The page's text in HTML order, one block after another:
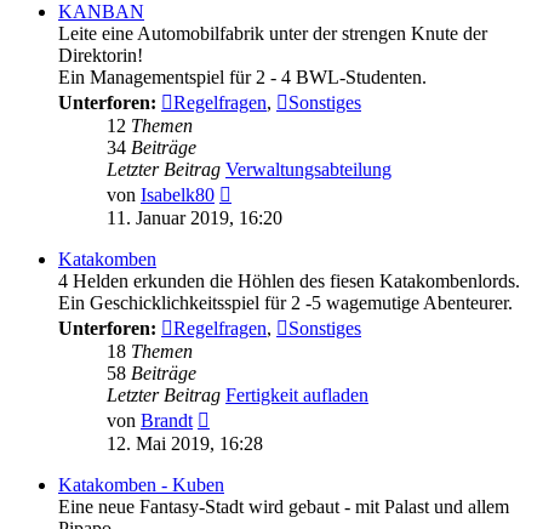
KANBAN
Leite eine Automobilfabrik unter der strengen Knute der
Direktorin!
Ein Managementspiel für 2 - 4 BWL-Studenten.
Unterforen:
Regelfragen,
Sonstiges
12 Themen
34 Beiträge
Letzter Beitrag Verwaltungsabteilung
von Isabelk80
Beitrag
11. Januar 2019, 16:20
Katakomben
4 Helden erkunden die Höhlen des fiesen Katakombenlords.
Ein Geschicklichkeitsspiel für 2 -5 wagemutige Abenteurer.
Unterforen:
Regelfragen,
Sonstiges
18 Themen
58 Beiträge
Letzter Beitrag Fertigkeit aufladen
von Brandt
Beitrag
12. Mai 2019, 16:28
Katakomben - Kuben
Eine neue Fantasy-Stadt wird gebaut - mit Palast und allem